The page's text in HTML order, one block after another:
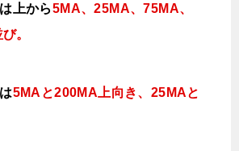
上から5MA、25MA、75MA、
。
5MAと200MA上向き、25MAと